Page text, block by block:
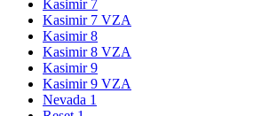
Kasimir 7
Kasimir 7 VZA
Kasimir 8
Kasimir 8 VZA
Kasimir 9
Kasimir 9 VZA
Nevada 1